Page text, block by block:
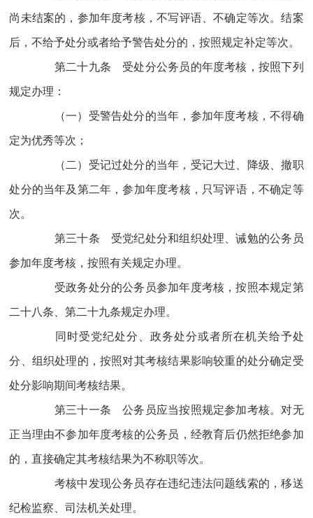
尚未结案的，参加年度考核，不写评语、不确定等次。结案
后，不给予处分或者给予警告处分的，按照规定补定等次。
第二十九条 受处分公务员的年度考核，按照下列
规定办理：
（一）受警告处分的当年，参加年度考核，不得确
定为优秀等次；
（二）受记过处分的当年，受记大过、降级、撤职
处分的当年及第二年，参加年度考核，只写评语，不确定等
次。
第三十条 受党纪处分和组织处理、诫勉的公务员
参加年度考核，按照有关规定办理。
受政务处分的公务员参加年度考核，按照本规定第
二十八条、第二十九条规定办理。
同时受党纪处分、政务处分或者所在机关给予处
分、组织处理的，按照对其考核结果影响较重的处分确定受
处分影响期间考核结果。
第三十一条 公务员应当按照规定参加考核。对无
正当理由不参加年度考核的公务员，经教育后仍然拒绝参加
的，直接确定其考核结果为不称职等次。
考核中发现公务员存在违纪违法问题线索的，移送
纪检监察、司法机关处理。